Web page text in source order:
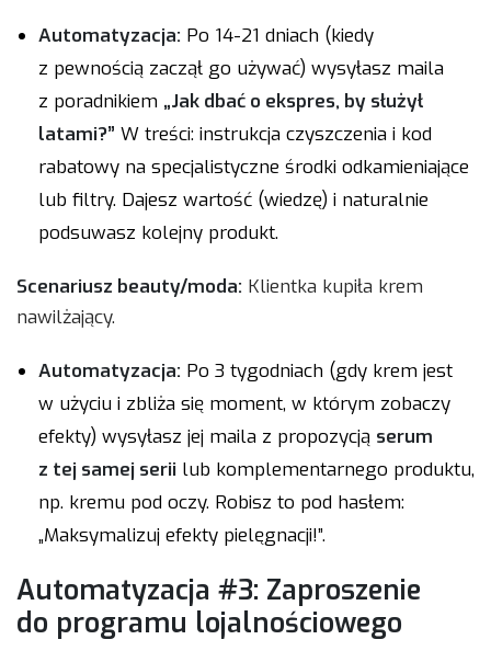
Automatyzacja: Po 14-21 dniach (kiedy
z pewnością zaczął go używać) wysyłasz maila
z poradnikiem „Jak dbać o ekspres, by służył
latami?” W treści: instrukcja czyszczenia i kod
rabatowy na specjalistyczne środki odkamieniające
lub filtry. Dajesz wartość (wiedzę) i naturalnie
podsuwasz kolejny produkt.
Scenariusz beauty/moda: Klientka kupiła krem
nawilżający.
Automatyzacja: Po 3 tygodniach (gdy krem jest
w użyciu i zbliża się moment, w którym zobaczy
efekty) wysyłasz jej maila z propozycją serum
z tej samej serii lub komplementarnego produktu,
np. kremu pod oczy. Robisz to pod hasłem:
„Maksymalizuj efekty pielęgnacji!”.
Automatyzacja #3: Zaproszenie
do programu lojalnościowego